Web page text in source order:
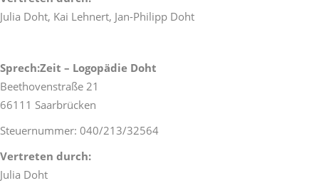
Julia Doht, Kai Lehnert, Jan-Philipp Doht
Sprech:Zeit – Logopädie Doht
Beethovenstraße 21
66111 Saarbrücken
Steuernummer: 040/213/32564
Vertreten durch:
Julia Doht